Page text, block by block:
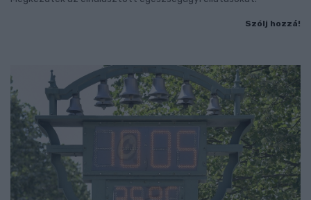
Szólj hozzá!